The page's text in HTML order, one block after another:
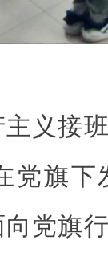
义接
党旗
党旗